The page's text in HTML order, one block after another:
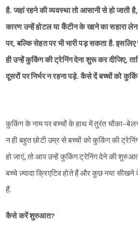
है. जहां रहने की व्यवस्था तो आसानी से हो
कारण उन्हें होटल या कैंटीन के खाने का सहारा
पर, बल्कि सेहत पर भी भारी पड़ सकता है.
ही उन्हें कुकिंग की ट्रेनिंग देना शुरू कर दीजिए,
दूसरों पर निर्भर न रहना पड़े. कैसे दें बच्चों को
कुकिंग के नाम पर बच्चों के हाथ में तुरंत चौका-
न ही बहुत छोटी उम्र से बच्चों को कुकिंग की
हो जाएं, तो आप उन्हें कुकिंग ट्रेनिंग देने की
बच्चे ज़्यादा क्रिएटिव होते हैं और कुछ नया
हैं.
कैसे करें शुरुआत?